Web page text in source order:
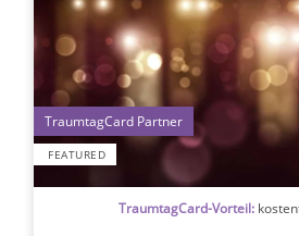
FEATURED
1
TraumtagCard-Vorteil: